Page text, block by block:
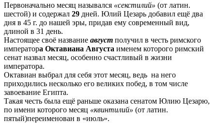
Первоначально месяц назывался «секстилий» (от латин.
шестой) и содержал 29 дней. Юлий Цезарь добавил ещё два
дня в 45 г. до нашей эры, придав ему современный вид,
длиной в 31 день.
Настоящее своё название август получил в честь римского
императора Октавиана Августа именем которого римский
сенат назвал месяц, особенно счастливый в жизни
императора.
Октавиан выбрал для себя этот месяц, ведь на него
приходились несколько его великих побед, в том числе
завоевание Египта.
Такая честь была ещё раньше оказана сенатом Юлию Цезарю,
по имени которого месяц «квинтилий» (от латин.
пятый)переименован в «июль».